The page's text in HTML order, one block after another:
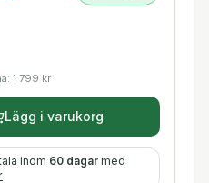
1 799 kr
Lägg i varukorg
inom 60 dagar med